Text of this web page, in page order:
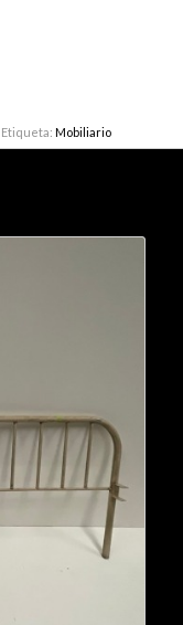
Etiqueta: Mobiliario